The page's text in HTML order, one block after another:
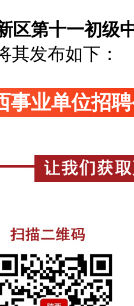
区第十一初级
其发布如下：
事业单位招